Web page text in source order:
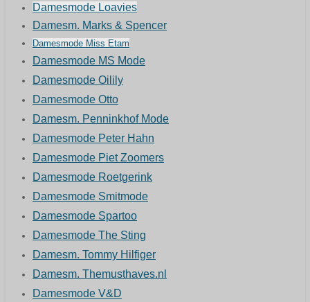
Damesmode Loavies
Damesm. Marks & Spencer
Damesmode Miss Etam
Damesmode MS Mode
Damesmode Oilily
Damesmode Otto
Damesm. Penninkhof Mode
Damesmode Peter Hahn
Damesmode Piet Zoomers
Damesmode Roetgerink
Damesmode Smitmode
Damesmode Spartoo
Damesmode The Sting
Damesm. Tommy Hilfiger
Damesm. Themusthaves.nl
Damesmode V&D